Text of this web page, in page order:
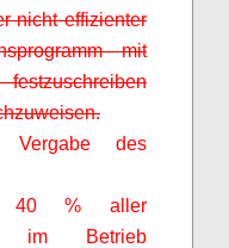
nicht effizienter
mit
des
40 % aller
im Betrieb